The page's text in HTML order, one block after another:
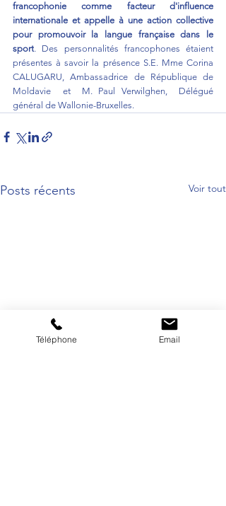
francophonie comme facteur d'influence
internationale et appelle à une action collective
pour promouvoir la langue française dans le
sport. Des personnalités francophones étaient
présentes à savoir la présence S.E. Mme Corina
CALUGARU, Ambassadrice de République de
Moldavie  et  M. Paul Verwilghen,  Délégué
général de Wallonie-Bruxelles.
Posts récents Voir tout
Téléphone Email